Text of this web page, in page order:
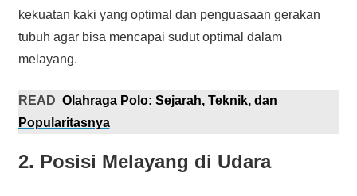
kekuatan kaki yang optimal dan penguasaan gerakan
tubuh agar bisa mencapai sudut optimal dalam
melayang.
READ Olahraga Polo: Sejarah, Teknik, dan
Popularitasnya
2. Posisi Melayang di Udara